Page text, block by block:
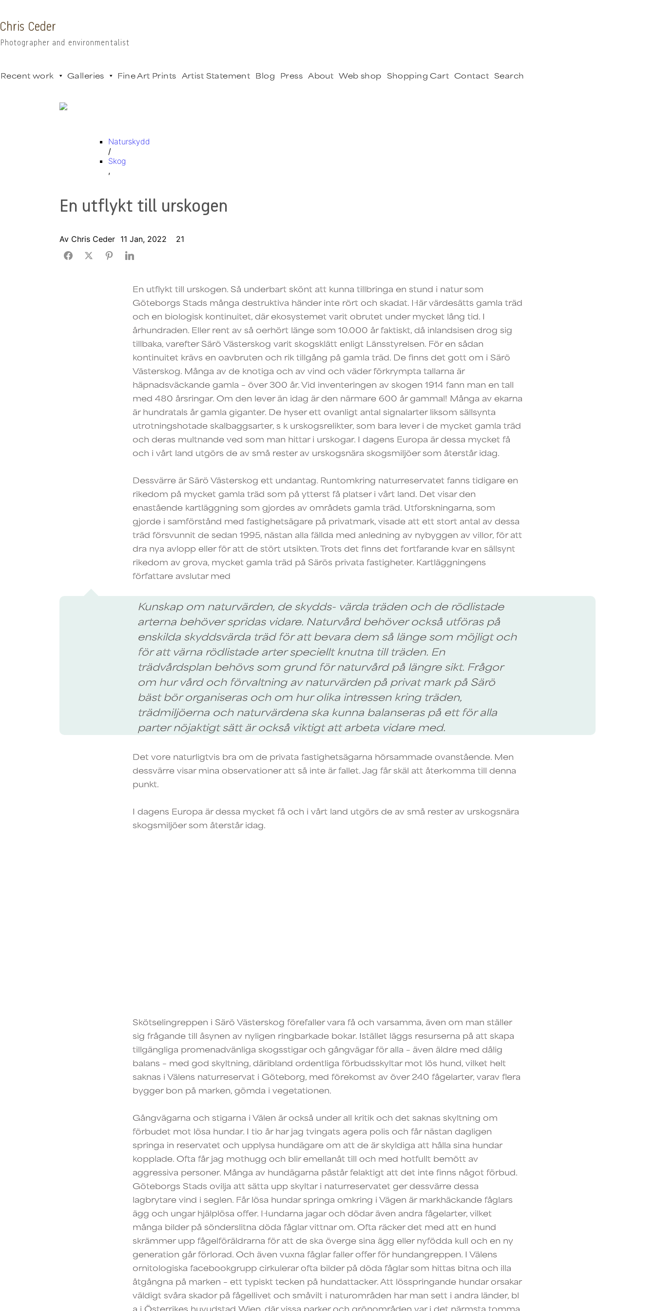
Chris Ceder
Photographer and environmentalist
Recent work Galleries Fine Art Prints Artist Statement Blog Press About Web shop Shopping Cart Contact Search
Naturskydd
/
Skog
,
En utflykt till urskogen
Av Chris Ceder 11 Jan, 2022 21
En utflykt till urskogen. Så underbart skönt att kunna tillbringa en stund i natur som
Göteborgs Stads många destruktiva händer inte rört och skadat. Här värdesätts gamla träd
och en biologisk kontinuitet, där ekosystemet varit obrutet under mycket lång tid. I
århundraden. Eller rent av så oerhört länge som 10.000 år faktiskt, då inlandsisen drog sig
tillbaka, varefter Särö Västerskog varit skogsklätt enligt Länsstyrelsen. För en sådan
kontinuitet krävs en oavbruten och rik tillgång på gamla träd. De finns det gott om i Särö
Västerskog. Många av de knotiga och av vind och väder förkrympta tallarna är
häpnadsväckande gamla – över 300 år. Vid inventeringen av skogen 1914 fann man en tall
med 480 årsringar. Om den lever än idag är den närmare 600 år gammal! Många av ekarna
är hundratals år gamla giganter. De hyser ett ovanligt antal signalarter liksom sällsynta
utrotningshotade skalbaggsarter, s k urskogsrelikter, som bara lever i de mycket gamla träd
och deras multnande ved som man hittar i urskogar. I dagens Europa är dessa mycket få
och i vårt land utgörs de av små rester av urskogsnära skogsmiljöer som återstår idag.
Dessvärre är Särö Västerskog ett undantag. Runtomkring naturreservatet fanns tidigare en
rikedom på mycket gamla träd som på ytterst få platser i vårt land. Det visar den
enastående kartläggning som gjordes av områdets gamla träd. Utforskningarna, som
gjorde i samförstånd med fastighetsägare på privatmark, visade att ett stort antal av dessa
träd försvunnit de sedan 1995, nästan alla fällda med anledning av nybyggen av villor, för att
dra nya avlopp eller för att de stört utsikten. Trots det finns det fortfarande kvar en sällsynt
rikedom av grova, mycket gamla träd på Särös privata fastigheter. Kartläggningens
författare avslutar med
Kunskap om naturvärden, de skydds- värda träden och de rödlistade
arterna behöver spridas vidare. Naturvård behöver också utföras på
enskilda skyddsvärda träd för att bevara dem så länge som möjligt och
för att värna rödlistade arter speciellt knutna till träden. En
trädvårdsplan behövs som grund för naturvård på längre sikt. Frågor
om hur vård och förvaltning av naturvärden på privat mark på Särö
bäst bör organiseras och om hur olika intressen kring träden,
trädmiljöerna och naturvärdena ska kunna balanseras på ett för alla
parter nöjaktigt sätt är också viktigt att arbeta vidare med.
Det vore naturligtvis bra om de privata fastighetsägarna hörsammade ovanstående. Men
dessvärre visar mina observationer att så inte är fallet. Jag får skäl att återkomma till denna
punkt.
I dagens Europa är dessa mycket få och i vårt land utgörs de av små rester av urskogsnära
skogsmiljöer som återstår idag.
Skötselingreppen i Särö Västerskog förefaller vara få och varsamma, även om man ställer
sig frågande till åsynen av nyligen ringbarkade bokar. Istället läggs resurserna på att skapa
tillgängliga promenadvänliga skogsstigar och gångvägar för alla – även äldre med dålig
balans – med god skyltning, däribland ordentliga förbudsskyltar mot lös hund, vilket helt
saknas i Välens naturreservat i Göteborg, med förekomst av över 240 fågelarter, varav flera
bygger bon på marken, gömda i vegetationen.
Gångvägarna och stigarna i Välen är också under all kritik och det saknas skyltning om
förbudet mot lösa hundar. I tio år har jag tvingats agera polis och får nästan dagligen
springa in reservatet och upplysa hundägare om att de är skyldiga att hålla sina hundar
kopplade. Ofta får jag mothugg och blir emellanåt till och med hotfullt bemött av
aggressiva personer. Många av hundägarna påstår felaktigt att det inte finns något förbud.
Göteborgs Stads ovilja att sätta upp skyltar i naturreservatet ger dessvärre dessa
lagbrytare vind i seglen. Får lösa hundar springa omkring i Vägen är markhäckande fåglars
ägg och ungar hjälplösa offer. Hundarna jagar och dödar även andra fågelarter, vilket
många bilder på sönderslitna döda fåglar vittnar om. Ofta räcker det med att en hund
skrämmer upp fågelföräldrarna för att de ska överge sina ägg eller nyfödda kull och en ny
generation går förlorad. Och även vuxna fåglar faller offer för hundangreppen. I Välens
ornitologiska facebookgrupp cirkulerar ofta bilder på döda fåglar som hittas bitna och illa
åtgångna på marken – ett typiskt tecken på hundattacker. Att lösspringande hundar orsakar
väldigt svåra skador på fågellivet och småvilt i naturområden har man sett i andra länder, bl
a i Österrikes huvudstad Wien, där vissa parker och grönområden var i det närmsta tomma